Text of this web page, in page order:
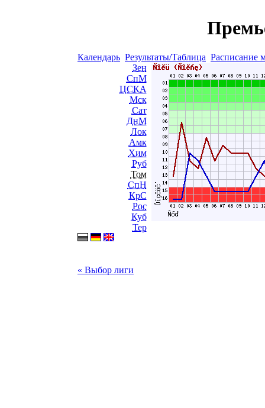
Календарь Результаты/Таблица Расписание
Зен
СпМ
ЦСКА
Мск
Сат
ДнМ
Лок
Амк
Хим
Руб
Том
СпН
КрС
Рос
Куб
Тер
« Выбор лиги